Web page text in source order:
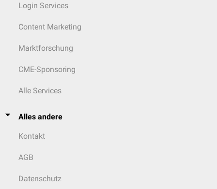
Login Services
Content Marketing
Marktforschung
CME-Sponsoring
Alle Services
Alles andere
Kontakt
AGB
Datenschutz